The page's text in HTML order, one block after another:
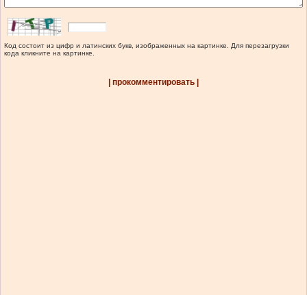
Код состоит из цифр и латинских букв, изображенных на картинке. Для перезагрузки
кода кликните на картинке.
| прокомментировать |